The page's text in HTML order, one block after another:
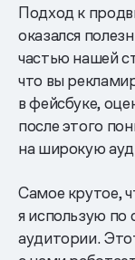
Подход к
оказался
частью нашей
что вы
в фейсбуке,
после этого
на широкую
Самое крутое,
я использую по
аудитории.